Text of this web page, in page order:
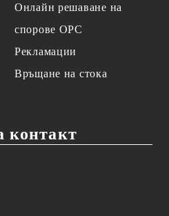
Онлайн решаване на
спорове OPC
Рекламации
Връщане на стока
контакт